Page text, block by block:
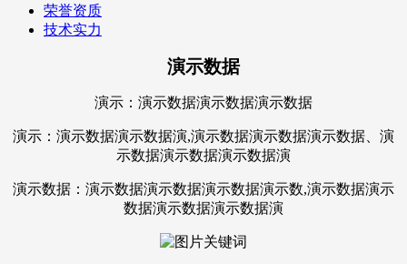
荣誉资质
技术实力
演示数据
演示：演示数据演示数据演示数据
演示：演示数据演示数据演,演示数据演示数据演示数据、演
示数据演示数据演示数据演
演示数据：演示数据演示数据演示数据演示数,演示数据演示
数据演示数据演示数据演